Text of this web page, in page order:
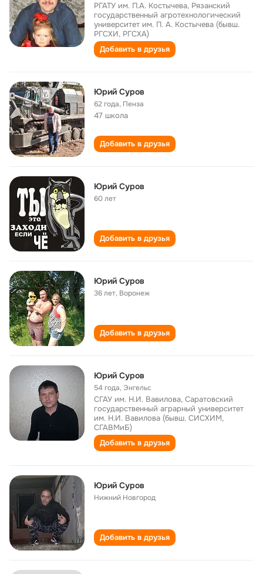
РГАТУ им. П.А. Костычева, Рязанский
государственный агротехнологический
университет им. П. А. Костычева (бывш.
РГСХИ, РГСХА)
Добавить в друзья
Юрий Суров
62 года, Пенза
47 школа
Добавить в друзья
Юрий Суров
60 лет
Добавить в друзья
Юрий Суров
36 лет, Воронеж
Добавить в друзья
Юрий Суров
54 года, Энгельс
СГАУ им. Н.И. Вавилова, Саратовский
государственный аграрный университет
им. Н.И. Вавилова (бывш. СИСХИМ,
СГАВМиБ)
Добавить в друзья
Юрий Суров
Нижний Новгород
Добавить в друзья